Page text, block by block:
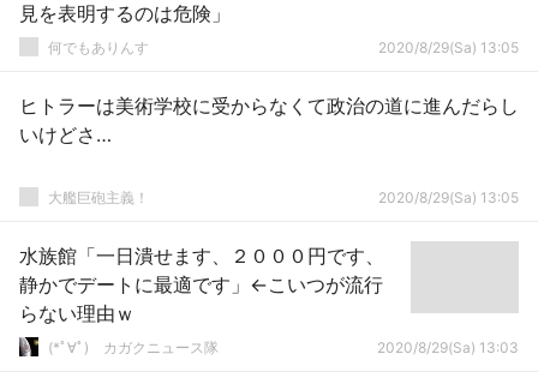
見を表明するのは危険」
何でもありんす 2020/8/29(Sa) 13:05
ヒトラーは美術学校に受からなくて政治の道に進んだらし
いけどさ…
大艦巨砲主義！ 2020/8/29(Sa) 13:05
水族館「一日潰せます、２０００円です、
静かでデートに最適です」←こいつが流行
らない理由ｗ
(*ﾟ∀ﾟ)ゞカガクニュース隊 2020/8/29(Sa) 13:03